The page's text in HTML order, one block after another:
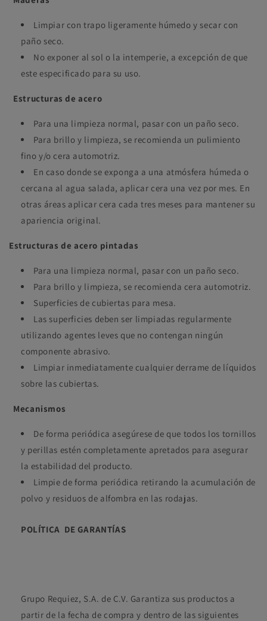
Limpiar con trapo ligeramente húmedo y secar con
paño seco.
No exponer al sol o la intemperie, a excepción de que
este especificado para su uso.
Estructuras de acero
Para una limpieza normal, pasar con un paño seco.
Para brillo y limpieza, se recomienda un pulimiento
fino y/o cera automotriz.
En caso donde se exponga a una atmósfera húmeda o
cercana al agua salada, aplicar cera una vez por mes. En
otras áreas aplicar cera cada tres meses para mantener su
apariencia original.
Estructuras de acero pintadas
Para una limpieza normal, pasar con un paño seco.
Para brillo y limpieza, se recomienda cera automotriz.
Superficies de cubiertas para mesa.
Las superficies deben ser limpiadas regularmente
utilizando agentes leves que no contengan ningún
componente abrasivo.
Limpiar inmediatamente cualquier derrame de líquidos
sobre las cubiertas.
Mecanismos
De forma periódica asegúrese de que todos los tornillos
y perillas estén completamente apretados para asegurar
la estabilidad del producto.
Limpie de forma periódica retirando la acumulación de
polvo y residuos de alfombra en las rodajas.
POLÍTICA DE GARANTÍAS
Grupo Requiez, S.A. de C.V. Garantiza sus productos a
partir de la fecha de compra y dentro de las siguientes